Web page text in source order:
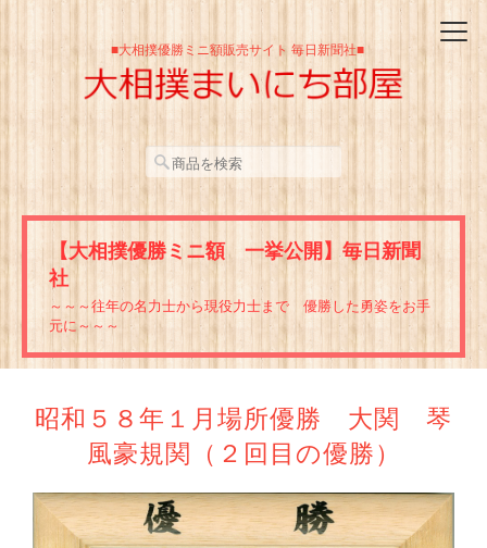
■大相撲優勝ミニ額販売サイト 毎日新聞社■
【大相撲優勝ミニ額 一挙公開】毎日新聞
社
～～～往年の名力士から現役力士まで 優勝した勇姿をお手
元に～～～
昭和５８年１月場所優勝 大関 琴
風豪規関（２回目の優勝）